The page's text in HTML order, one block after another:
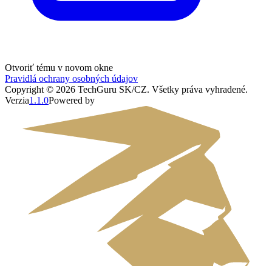
Otvoriť tému v novom okne
Pravidlá ochrany osobných údajov
Copyright © 2026 TechGuru SK/CZ. Všetky práva vyhradené.
Verzia1.1.0Powered by